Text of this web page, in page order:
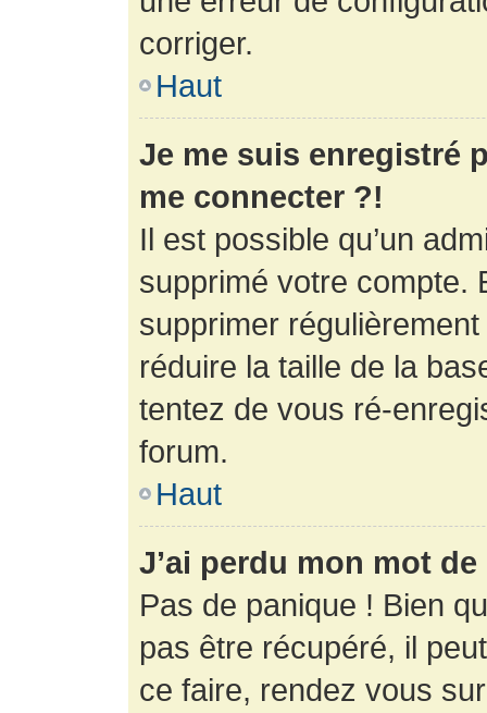
corriger.
Haut
Je me suis enregistré
me connecter ?!
Il est possible qu’un
supprimé votre compte.
supprimer
réduire la taille de la
tentez de vous ré-
forum.
Haut
J’ai perdu mon mot
Pas de panique ! Bien
pas être récupéré, il
ce faire, rendez vous